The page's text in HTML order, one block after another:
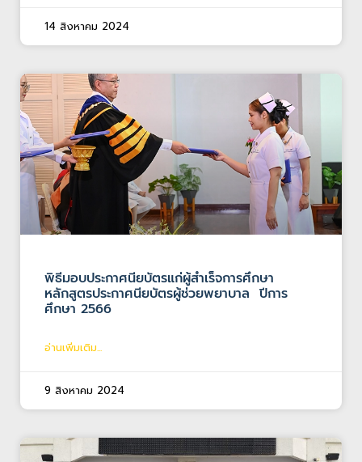
14 สิงหาคม 2024
พิธีมอบประกาศนียบัตรแก่ผู้สำเร็จการศึกษา
หลักสูตรประกาศนียบัตรผู้ช่วยพยาบาล ปีการ
ศึกษา 2566
อ่านเพิ่มเติม...
9 สิงหาคม 2024